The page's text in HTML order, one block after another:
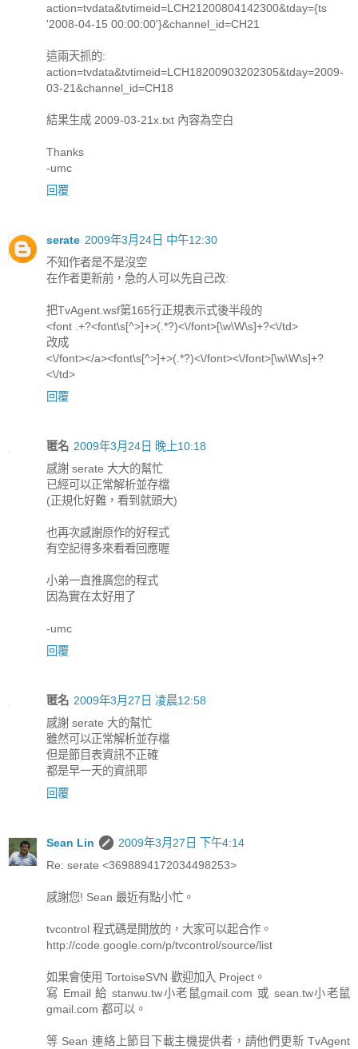
action=tvdata&tvtimeid=LCH21200804142300&tday={ts
'2008-04-15 00:00:00'}&channel_id=CH21
這兩天抓的:
action=tvdata&tvtimeid=LCH18200903202305&tday=2009-
03-21&channel_id=CH18
結果生成 2009-03-21x.txt 內容為空白
Thanks
-umc
回覆
serate 2009年3月24日 中午12:30
不知作者是不是沒空
在作者更新前，急的人可以先自己改:
把TvAgent.wsf第165行正規表示式後半段的
<font .+?<font\s[^>]+>(.*?)<\/font>[\w\W\s]+?<\/td>
改成
<\/font></a><font\s[^>]+>(.*?)<\/font><\/font>[\w\W\s]+?
<\/td>
回覆
匿名 2009年3月24日 晚上10:18
感謝 serate 大大的幫忙
已經可以正常解析並存檔
(正規化好難，看到就頭大)
也再次感謝原作的好程式
有空記得多來看看回應喔
小弟一直推廣您的程式
因為實在太好用了
-umc
回覆
匿名 2009年3月27日 凌晨12:58
感謝 serate 大的幫忙
雖然可以正常解析並存檔
但是節目表資訊不正確
都是早一天的資訊耶
回覆
Sean Lin
2009年3月27日 下午4:14
Re: serate <3698894172034498253>
感謝您! Sean 最近有點小忙。
tvcontrol 程式碼是開放的，大家可以起合作。
http://code.google.com/p/tvcontrol/source/list
如果會使用 TortoiseSVN 歡迎加入 Project。
寫 Email 給 stanwu.tw小老鼠gmail.com 或 sean.tw小老鼠
gmail.com 都可以。
等 Sean 連絡上節目下載主機提供者，請他們更新 TvAgent